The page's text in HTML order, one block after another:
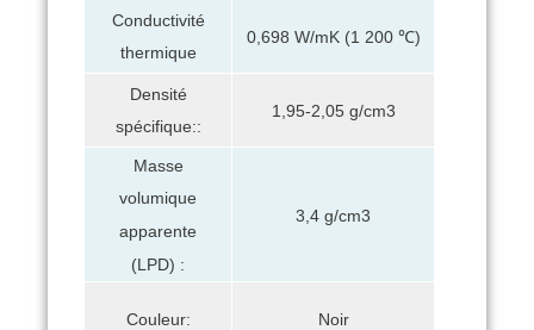
Conductivité
thermique
0,698 W/mK (1 200 ℃)
Densité
spécifique::
1,95-2,05 g/cm3
Masse
volumique
apparente
(LPD) :
3,4 g/cm3
Couleur: Noir